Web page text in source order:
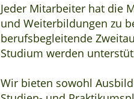
Jeder Mitarbeiter hat die
und Weiterbildungen zu
berufsbegleitende
Studium werden
Wir bieten sowohl